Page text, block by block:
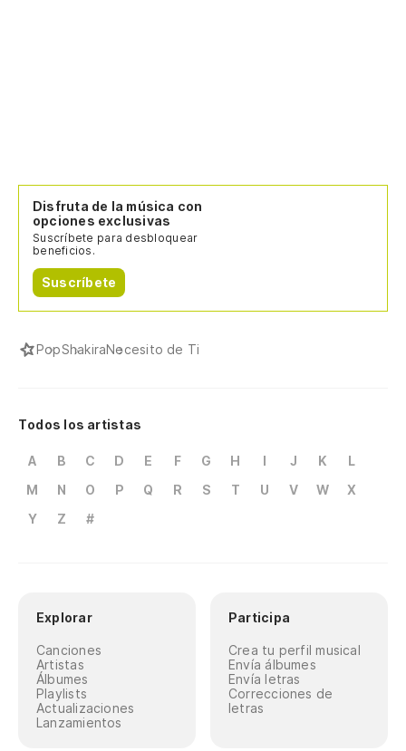
Disfruta de la música con
opciones exclusivas
Suscríbete para desbloquear
beneficios.
Suscríbete
PopShakiraNecesito de Ti
Todos los artistas
A B C D E F G H I J K
L
M
N O P Q R S T U V W
X
Y
Z #
Explorar
Canciones
Artistas
Álbumes
Playlists
Actualizaciones
Lanzamientos
Participa
Crea tu perfil musical
Envía álbumes
Envía letras
Correcciones de
letras